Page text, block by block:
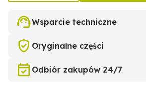
Wsparcie techniczne
Oryginalne części
Odbiór zakupów 24/7